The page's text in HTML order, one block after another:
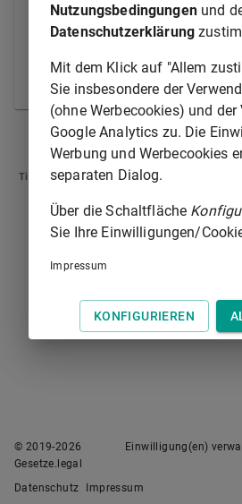
Ist die Behörde ermächtigt, nach
handeln, hat sie ihr Ermessen
Zweck der Ermächtigung
gesetzlichen Grenzen des
§ 39
Tipp
: Swipen Sie auf dem Bildschirm links
© 2019-2026
Gesetze.legal
Einwilligung(en)
Datenschutz Impressum
Nutzungsbedingungenund
Datenschutzerklärung
Mit dem Klick auf "Allem
Sie insbesondere der
(ohne Werbecookies) und der
Google Analytics zu. Die
Werbung und Werbecookies
separaten Dialog.
Über die Schaltfläche
Sie Ihre Einwilligungen/
Impressum
KONFIGURIEREN